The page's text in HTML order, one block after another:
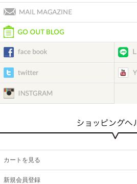
カートを見る
新規会員登録